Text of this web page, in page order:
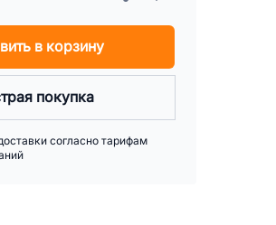
в корзину
покупка
согласно тарифам